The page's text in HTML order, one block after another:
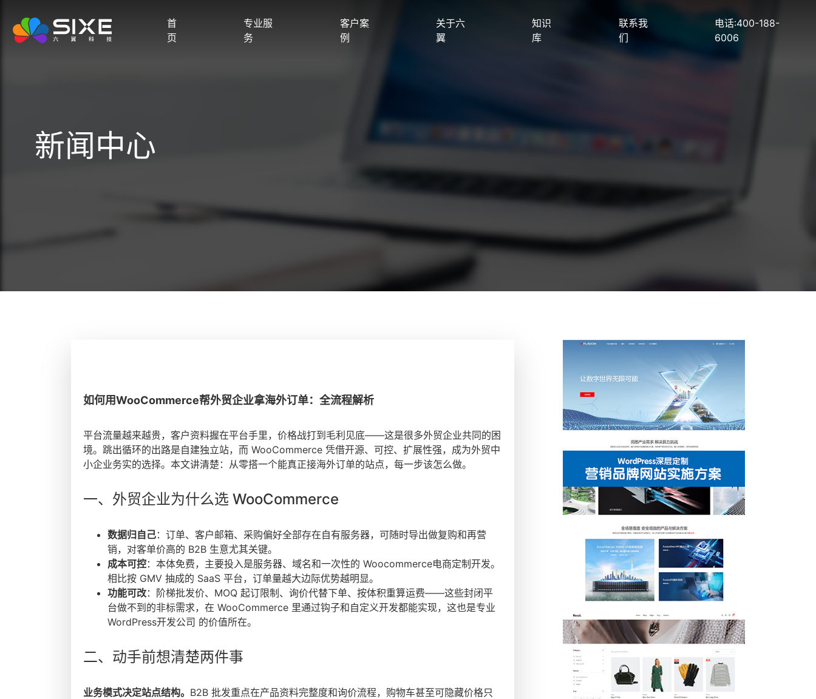
首
页
专业服
务
客户案
例
关于六
翼
知识
库
联系我
们
电话:400-188-
6006
新闻中心
如何用WooCommerce帮外贸企业拿海外订单：全流程解析
平台流量越来越贵，客户资料握在平台手里，价格战打到毛利见底——这是很多外贸企业共同的困
境。跳出循环的出路是自建独立站，而 WooCommerce 凭借开源、可控、扩展性强，成为外贸中
小企业务实的选择。本文讲清楚：从零搭一个能真正接海外订单的站点，每一步该怎么做。
一、外贸企业为什么选 WooCommerce
数据归自己：订单、客户邮箱、采购偏好全部存在自有服务器，可随时导出做复购和再营
销，对客单价高的 B2B 生意尤其关键。
成本可控：本体免费，主要投入是服务器、域名和一次性的 Woocommerce电商定制开发。
相比按 GMV 抽成的 SaaS 平台，订单量越大边际优势越明显。
功能可改：阶梯批发价、MOQ 起订限制、询价代替下单、按体积重算运费——这些封闭平
台做不到的非标需求，在 WooCommerce 里通过钩子和自定义开发都能实现，这也是专业
WordPress开发公司 的价值所在。
二、动手前想清楚两件事
业务模式决定站点结构。 B2B 批发重点在产品资料完整度和询价流程，购物车甚至可隐藏价格只